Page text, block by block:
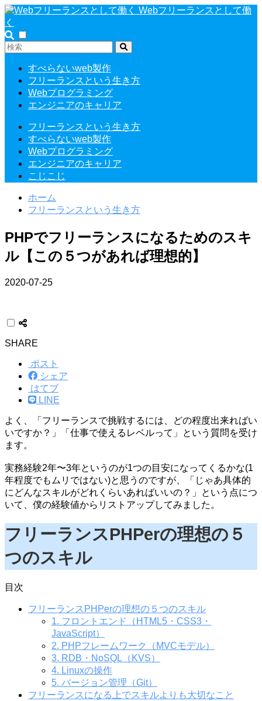
Webフリーランスとして働
く
すべらないweb製作
フリーランスという生き方
Webプログラミング
エンジニアのキャリア
フリーランスという生き方
すべらないweb製作
Webプログラミング
エンジニアのキャリア
こじこじ
ホーム
フリーランスという生き方
PHPでフリーランスになるためのスキ
ル【この５つがあれば理想的】
2020-07-25
SHARE
ポスト
シェア
はてブ
LINE
よく、「フリーランスで挑戦するには、どの程度出来ればい
いですか？」「仕事で使えるレベルって」という質問を受け
ます。
実務経験2年〜3年というのが1つの目安になってくるかな(1
年程度でもムリではない)と思うのですが、「じゃあ具体的
にどんなスキルがどれくらいあればいいの？」という点につ
いて、僕の経験値からリストアップしてみました。
フリーランスPHPerの理想の５
つのスキル
目次
フリーランスPHPerの理想の５つのスキル
1. フロントエンド（HTML5・CSS3・
JavaScript）
2. PHPフレームワーク（MVCモデル）
3. RDB・NoSQL（KVS）
4. Linuxの操作
5. バージョン管理（Git）
フリーランスになる上でスキルよりも大切なこと